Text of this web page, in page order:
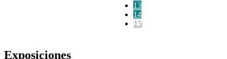
13
14
15
Exposiciones